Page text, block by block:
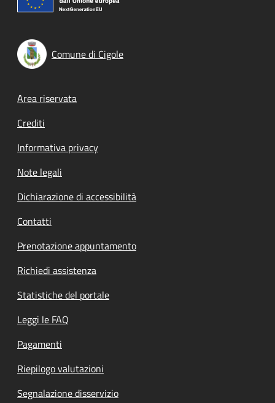
Comune di Cigole
Footer menu
Area riservata
Crediti
Informativa privacy
Note legali
Dichiarazione di accessibilità
Contatti
Prenotazione appuntamento
Richiedi assistenza
Statistiche del portale
Leggi le FAQ
Pagamenti
Riepilogo valutazioni
Segnalazione disservizio